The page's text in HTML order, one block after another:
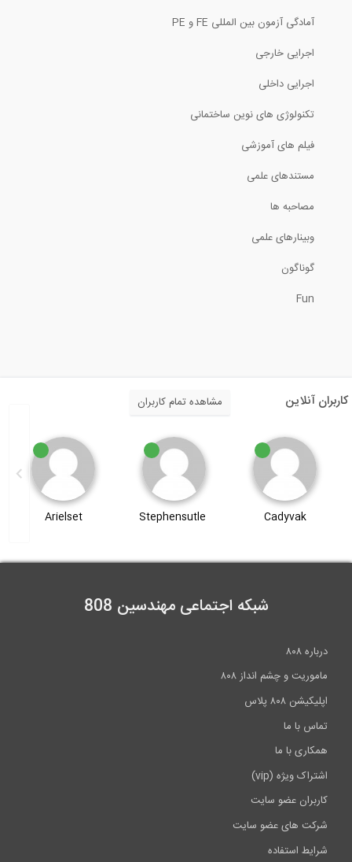
آمادگی آزمون بین المللی FE و PE
اجرایی خارجی
اجرایی داخلی
تکنولوژی های نوین ساختمانی
فیلم های آموزشی
مستندهای علمی
مصاحبه ها
وبینارهای علمی
گوناگون
Fun
کاربران آنلاین مشاهده تمام کاربران
Cadyvak
Stephensutle
Arielset
شبکه اجتماعی مهندسین 808
درباره ۸۰۸
ماموریت و چشم انداز ۸۰۸
اپلیکیشن ۸۰۸ پلاس
تماس با ما
همکاری با ما
اشتراک ویژه (vip)
کاربران عضو سایت
شرکت های عضو سایت
شرایط استفاده